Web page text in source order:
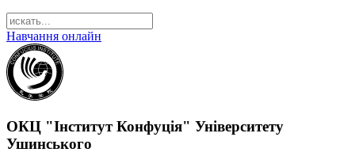
Навчання онлайн
ОКЦ "Інститут Конфуція" Університету
Ушинського